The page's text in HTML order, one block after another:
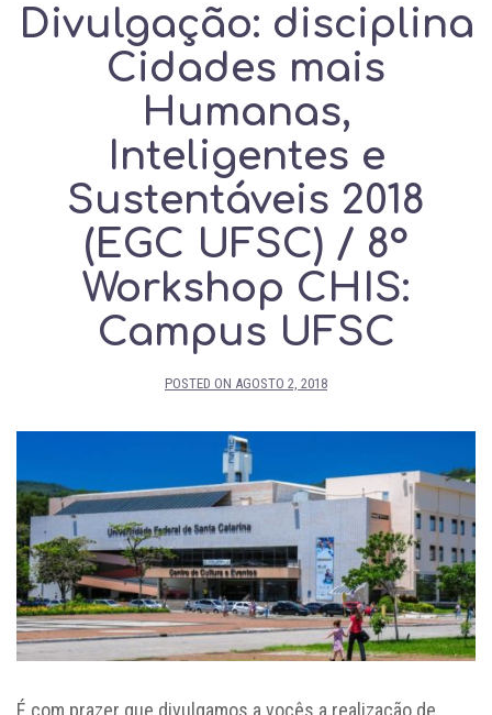
Divulgação: disciplina
Cidades mais
Humanas,
Inteligentes e
Sustentáveis 2018
(EGC UFSC) / 8°
Workshop CHIS:
Campus UFSC
POSTED ON AGOSTO 2, 2018
É com prazer que divulgamos a vocês a realização de